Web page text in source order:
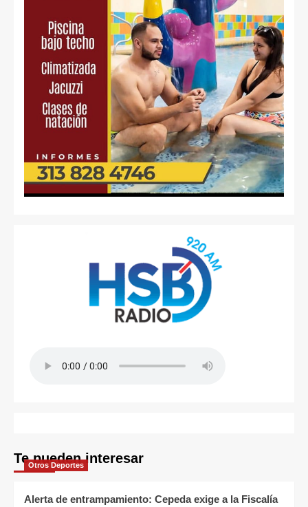
Te pueden interesar
Otros Deportes
Alerta de entrampamiento: Cepeda exige a la Fiscalía